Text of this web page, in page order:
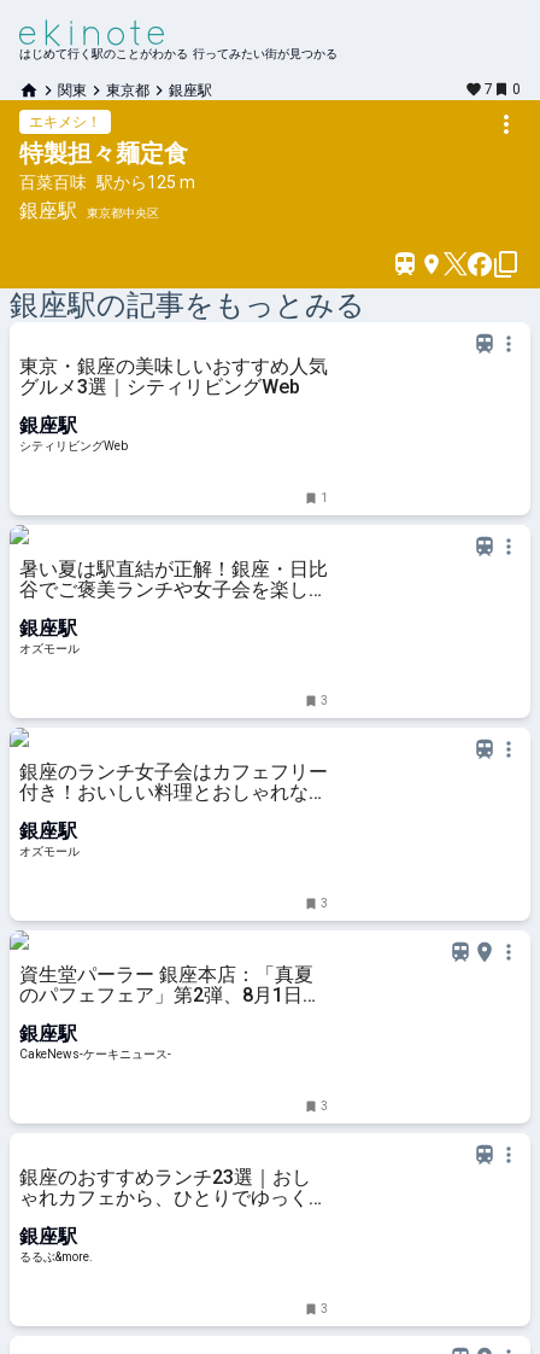
はじめて行く駅のことがわかる 行ってみたい街が見つかる
関東 東京都 銀座駅 7
0
エキメシ！
特製担々麺定食
百菜百味 駅から125 m
銀座駅 東京都中央区
銀座駅の記事をもっとみる
東京・銀座の美味しいおすすめ人気
グルメ3選｜シティリビングWeb
銀座駅
シティリビングWeb
1
暑い夏は駅直結が正解！銀座・日比
谷でご褒美ランチや女子会を楽しめ
銀座駅
オズモール
3
銀座のランチ女子会はカフェフリー
付き！おいしい料理とおしゃれな店
- OZmall
銀座駅
オズモール
3
資生堂パーラー 銀座本店：「真夏
のパフェフェア」第2弾、8月1日よ
弾なども登場
銀座駅
CakeNews-ケーキニュース-
3
銀座のおすすめランチ23選｜おし
ゃれカフェから、ひとりでゆっくり
食・和食まで！｜るるぶ&more.
銀座駅
るるぶ&more.
3